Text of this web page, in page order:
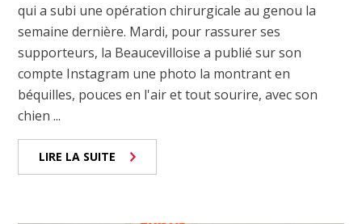
qui a subi une opération chirurgicale au genou la
semaine dernière. Mardi, pour rassurer ses
supporteurs, la Beaucevilloise a publié sur son
compte Instagram une photo la montrant en
béquilles, pouces en l'air et tout sourire, avec son
chien ...
LIRE LA SUITE